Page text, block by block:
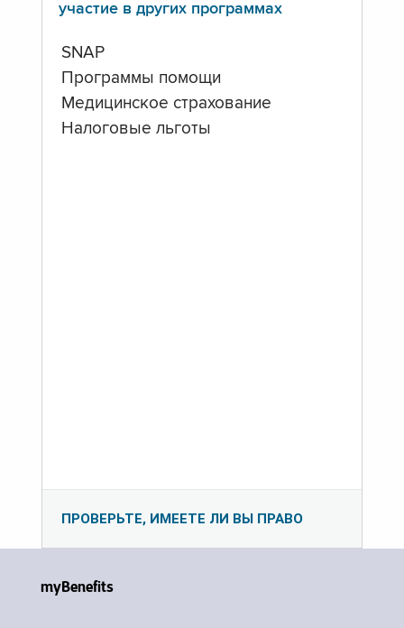
участие в других программах
SNAP
Программы помощи
Медицинское страхование
Налоговые льготы
ПРОВЕРЬТЕ, ИМЕЕТЕ ЛИ ВЫ ПРАВО
myBenefits